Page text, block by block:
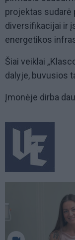
projektas sudarė
diversifikacijai ir
energetikos
Šiai veiklai
dalyje, buvusios
Įmonėje dirba